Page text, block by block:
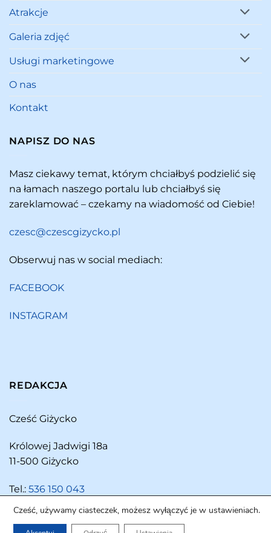
Atrakcje
Galeria zdjęć
Usługi marketingowe
O nas
Kontakt
NAPISZ DO NAS
Masz ciekawy temat, którym chciałbyś podzielić się
na łamach naszego portalu lub chciałbyś się
zareklamować – czekamy na wiadomość od Ciebie!
czesc@czescgizycko.pl
Obserwuj nas w social mediach:
FACEBOOK
INSTAGRAM
REDAKCJA
Cześć Giżycko
Królowej Jadwigi 18a
11-500 Giżycko
Tel.: 536 150 043
Cześć, używamy ciasteczek, możesz wyłączyć je w ustawieniach.